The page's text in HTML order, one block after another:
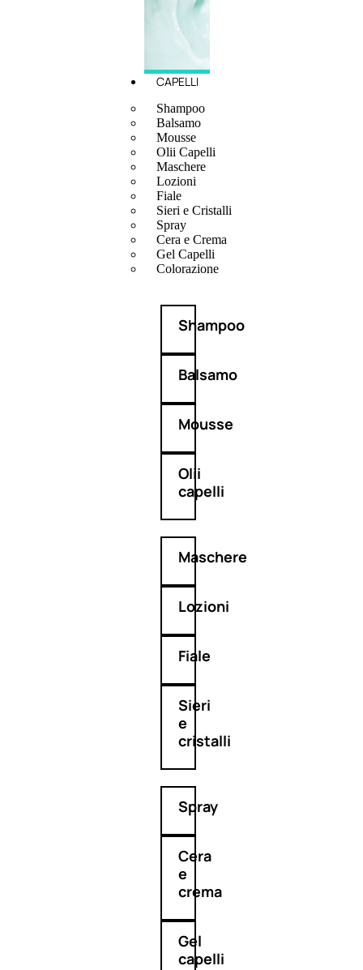
CAPELLI
Shampoo
Balsamo
Mousse
Olii Capelli
Maschere
Lozioni
Fiale
Sieri e Cristalli
Spray
Cera e Crema
Gel Capelli
Colorazione
Shampoo
Balsamo
Mousse
Olii
capelli
Maschere
Lozioni
Fiale
Sieri
e
cristalli
Spray
Cera
e
crema
Gel
capelli